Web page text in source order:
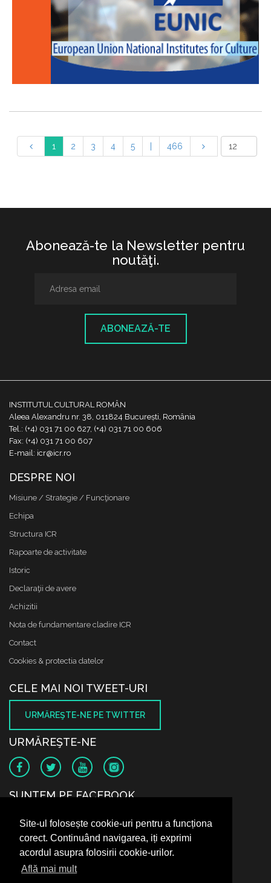
Site-ul folosește cookie-uri pentru a funcționa
corect. Continuând navigarea, iți exprimi
acordul asupra folosirii cookie-urilor.
Află mai mult
1 2 3 4 5 466
Abonează-te la Newsletter pentru
noutăţi.
ABONEAZĂ-TE
INSTITUTUL CULTURAL ROMÂN
Aleea Alexandru nr. 38, 011824 București, România
Tel.: (+4) 031 71 00 627, (+4) 031 71 00 606
Fax: (+4) 031 71 00 607
E-mail: icr@icr.ro
DESPRE NOI
Misiune / Strategie / Funcţionare
Echipa
Structura ICR
Rapoarte de activitate
Istoric
Declaraţii de avere
Achizitii
Nota de fundamentare cladire ICR
Contact
Cookies & protectia datelor
CELE MAI NOI TWEET-URI
URMĂREŞTE-NE PE TWITTER
URMĂREŞTE-NE
SUNTEM PE FACEBOOK